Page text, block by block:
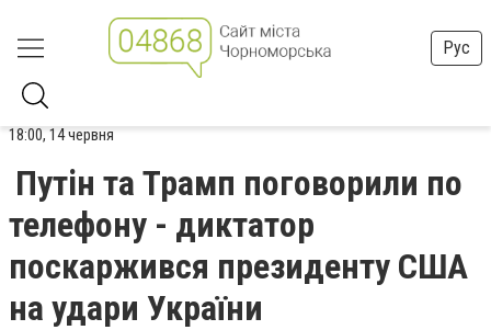
Рус
18:00, 14 червня
Путін та Трамп поговорили по
телефону - диктатор
поскаржився президенту США
на удари України